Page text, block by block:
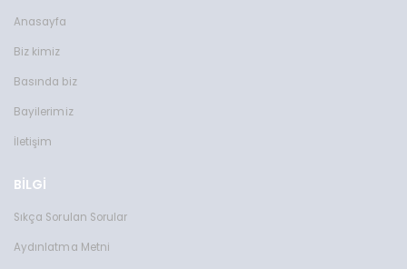
Anasayfa
Biz kimiz
Basında biz
Bayilerimiz
İletişim
BİLGİ
Sıkça Sorulan Sorular
Aydınlatma Metni